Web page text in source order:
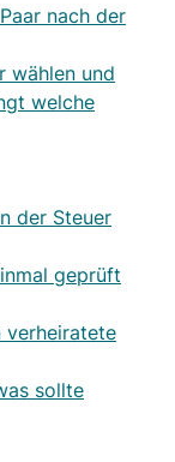
nach der
wählen und
welche
der Steuer
geprüft
verheiratete
sollte